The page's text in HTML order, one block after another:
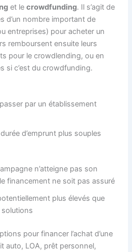
et lecrowdfunding. Il s’agit de
d’un nombre important de
entreprises) pour acheter un
remboursent ensuite leurs
pour le crowdlending, ou en
si c’est du crowdfunding.
par un établissement
d’emprunt plus souples
n’atteigne pas son
financement ne soit pas assuré
plus élevés que
solutions
pour financer l’achat d’une
auto, LOA, prêt personnel,